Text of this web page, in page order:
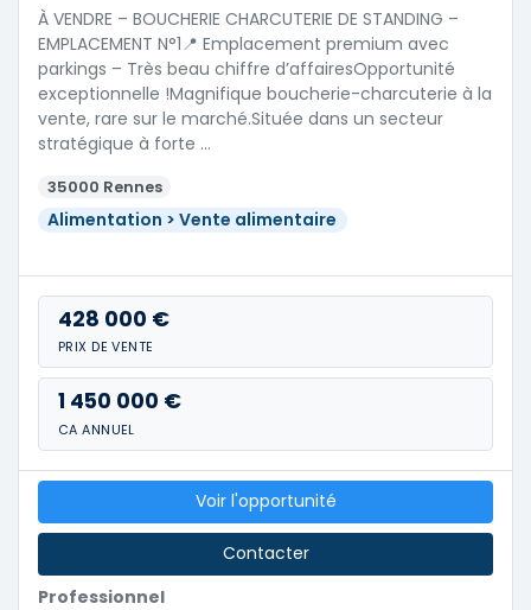
À VENDRE – BOUCHERIE CHARCUTERIE DE STANDING –
EMPLACEMENT N°1📍 Emplacement premium avec
parkings – Très beau chiffre d’affairesOpportunité
exceptionnelle !Magnifique boucherie-charcuterie à la
vente, rare sur le marché.Située dans un secteur
stratégique à forte …
35000 Rennes
Alimentation > Vente alimentaire
428 000 €
PRIX DE VENTE
1 450 000 €
CA ANNUEL
Professionnel
Voir l'opportunité
Contacter